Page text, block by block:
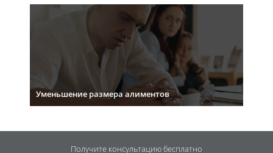
Уменьшение размера алиментов
Получите консультациюбесплатно